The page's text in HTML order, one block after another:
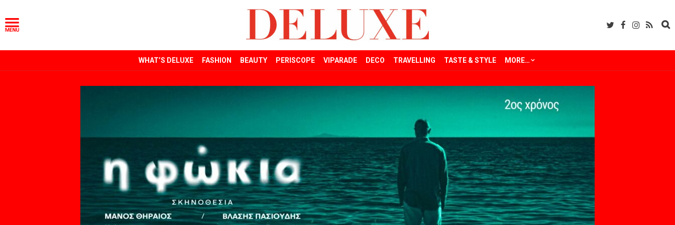
WHAT’S DELUXE FASHION BEAUTY PERISCOPE VIPARADE DECO TRAVELLING TASTE & STYLE MORE…